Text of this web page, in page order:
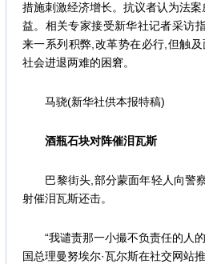
措施刺激经济增长。抗议者认为法案
益。相关专家接受新华社记者采访
来一系列积弊,改革势在必行,但触
社会进退两难的困窘。
马骁(新华社供本报特稿)
酒瓶石块对阵催泪瓦斯
巴黎街头,部分蒙面年轻人向警
射催泪瓦斯还击。
“我谴责那一小撮不负责任的人的
国总理曼努埃尔·瓦尔斯在社交网站